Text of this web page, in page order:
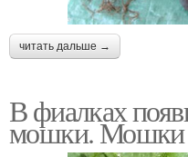
читать дальше →
В фиалках
мошки. Мошки